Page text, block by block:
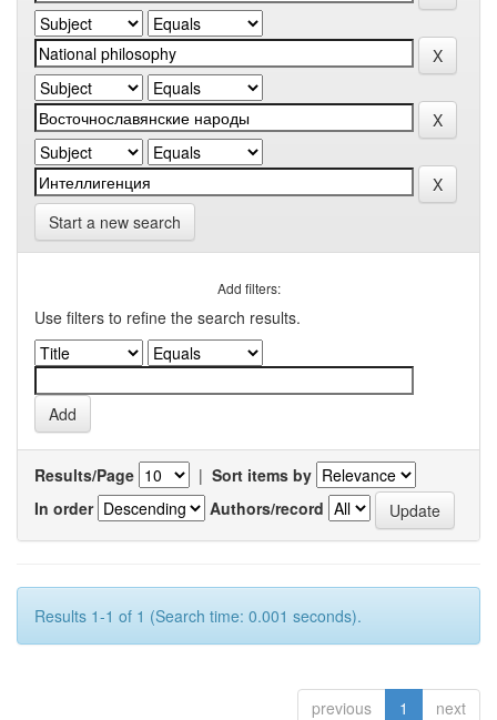
Start a new search
Add filters:
Use filters to refine the search results.
Results/Page | Sort items by
In order
Authors/record
Results 1-1 of 1 (Search time: 0.001 seconds).
previous 1 next